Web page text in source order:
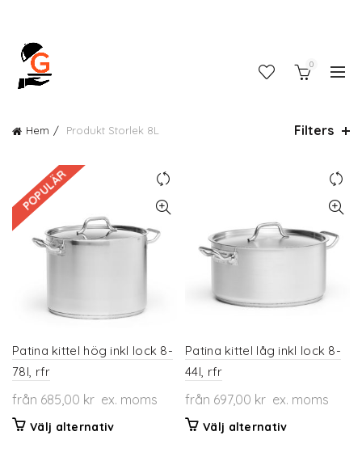
0
Hem Produkt Storlek 8L Filters
POPULÄR
Patina kittel hög inkl lock 8-
78l, rfr
från 685,00 kr ex. moms
Välj alternativDen
Patina kittel låg inkl lock 8-
44l, rfr
från 697,00 kr ex. moms
Välj alternativDen